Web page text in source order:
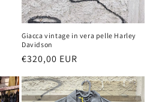
Giacca vintage in vera pelle Harley
Davidson
Prezzo
listino
€320,00 EUR